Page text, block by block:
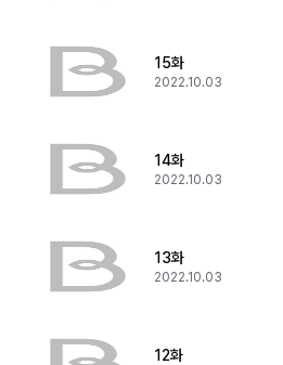
15화
2022.10.03
14화
2022.10.03
13화
2022.10.03
12화